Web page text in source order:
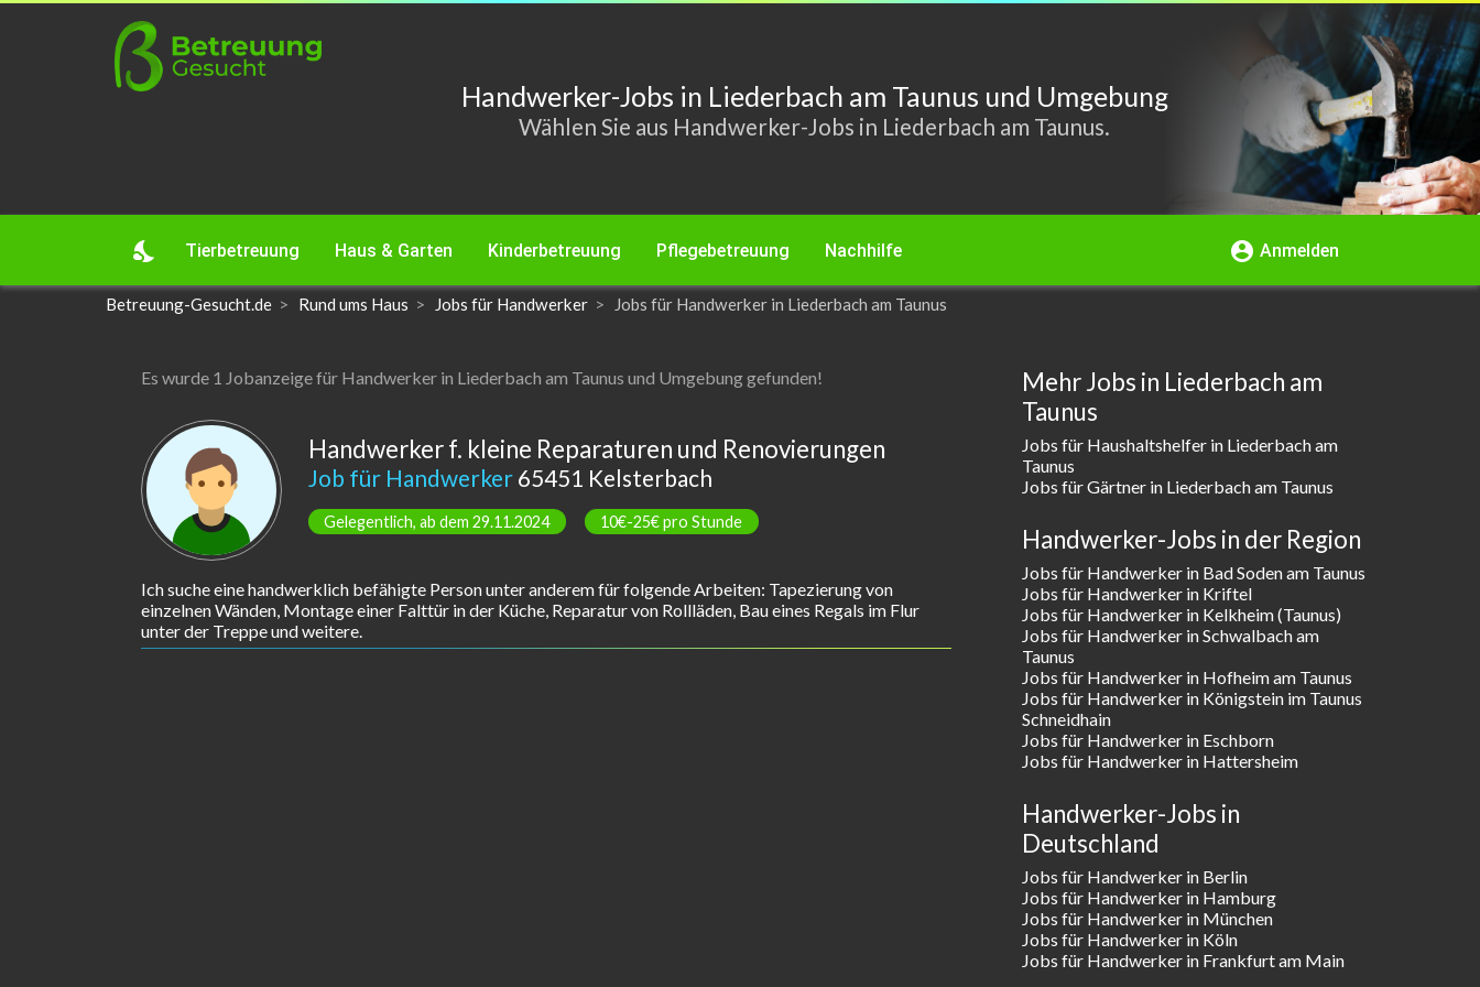
Handwerker-Jobs in Liederbach am Taunus und Umgebung
Wählen Sie aus Handwerker-Jobs in Liederbach am Taunus.
nights_stay Tierbetreuung Haus & Garten Kinderbetreuung Pflegebetreuung Nachhilfe account_circle Anmelden
Betreuung-Gesucht.de Rund ums Haus Jobs für Handwerker Jobs für Handwerker in Liederbach am Taunus
Es wurde 1 Jobanzeige für Handwerker in Liederbach am Taunus und Umgebung gefunden!
Handwerker f. kleine Reparaturen und Renovierungen
Job für Handwerker 65451 Kelsterbach
Gelegentlich, ab dem 29.11.2024 10€-25€ pro Stunde
Ich suche eine handwerklich befähigte Person unter anderem für folgende Arbeiten: Tapezierung von
einzelnen Wänden, Montage einer Falttür in der Küche, Reparatur von Rollläden, Bau eines Regals im Flur
unter der Treppe und weitere.
Mehr Jobs in Liederbach am
Taunus
Jobs für Haushaltshelfer in Liederbach am
Taunus
Jobs für Gärtner in Liederbach am Taunus
Handwerker-Jobs in der Region
Jobs für Handwerker in Bad Soden am Taunus
Jobs für Handwerker in Kriftel
Jobs für Handwerker in Kelkheim (Taunus)
Jobs für Handwerker in Schwalbach am
Taunus
Jobs für Handwerker in Hofheim am Taunus
Jobs für Handwerker in Königstein im Taunus
Schneidhain
Jobs für Handwerker in Eschborn
Jobs für Handwerker in Hattersheim
Handwerker-Jobs in
Deutschland
Jobs für Handwerker in Berlin
Jobs für Handwerker in Hamburg
Jobs für Handwerker in München
Jobs für Handwerker in Köln
Jobs für Handwerker in Frankfurt am Main